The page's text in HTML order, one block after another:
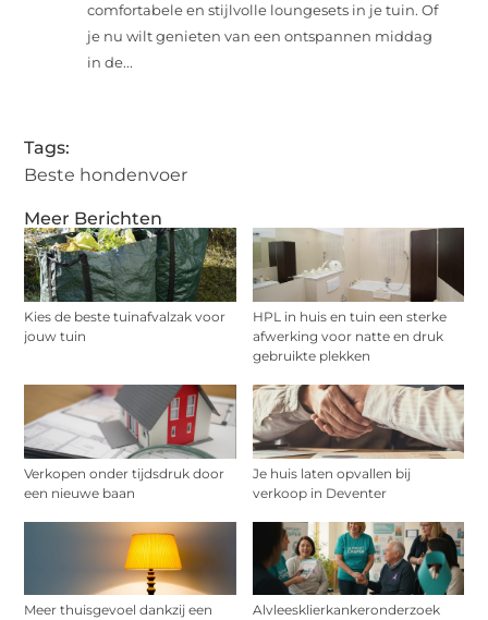
Meer Berichten
Kies de beste tuinafvalzak voor
jouw tuin
HPL in huis en tuin een sterke
afwerking voor natte en druk
gebruikte plekken
Verkopen onder tijdsdruk door
een nieuwe baan
Je huis laten opvallen bij
verkoop in Deventer
Meer thuisgevoel dankzij een
Alvleesklierkankeronderzoek
comfortabele en stijlvolle loungesets in je tuin. Of
je nu wilt genieten van een ontspannen middag
in de...
Tags:
Beste hondenvoer